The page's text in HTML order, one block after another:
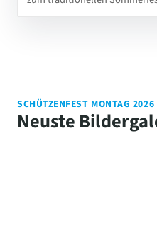
SCHÜTZENFEST MONTAG 2026
Neuste